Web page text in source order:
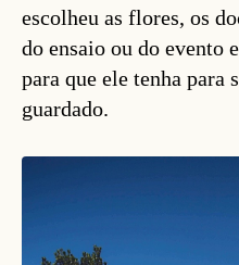
escolheu as flores, os
do ensaio ou do evento
para que ele tenha para
guardado.